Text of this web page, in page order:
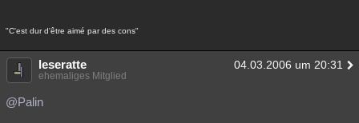
"C'est dur d'être aimé par des cons"
leseratte 04.03.2006 um 20:31
ehemaliges Mitglied
@Palin